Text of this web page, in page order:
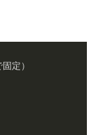
定）